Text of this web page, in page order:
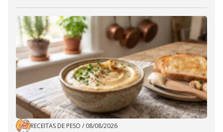
RECEITAS DE PESO / 08/08/2026